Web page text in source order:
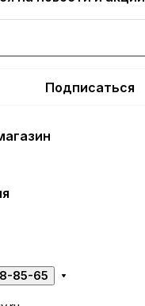
Подписаться
85-65